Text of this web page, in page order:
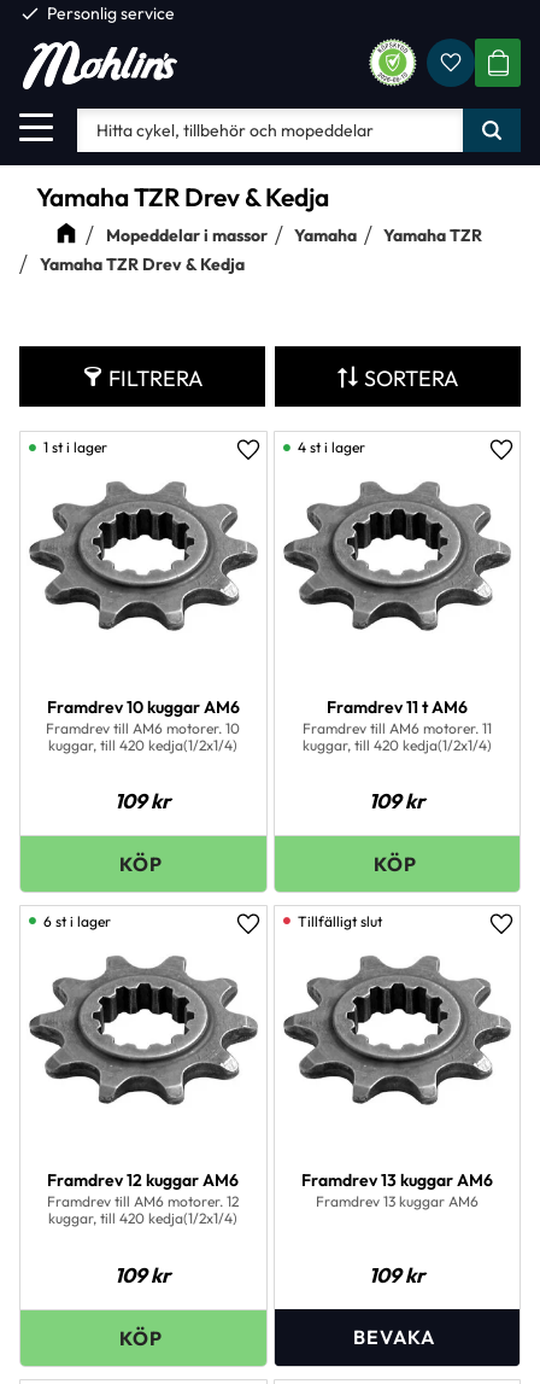
Meny
check Personlig service
Yamaha TZR Drev & Kedja
Mopeddelar i massor Yamaha
Yamaha TZR
Yamaha TZR Drev & Kedja
FILTRERA SORTERA
Framdrev 10 kuggar AM6
Framdrev till AM6 motorer. 10
kuggar, till 420 kedja(1/2x1/4)
109kr
Lägg till i favoriter
1 st i lager
Framdrev 11 t AM6
Framdrev till AM6 motorer. 11
kuggar, till 420 kedja(1/2x1/4)
109kr
4 st i lager
Framdrev 12 kuggar AM6
Framdrev till AM6 motorer. 12
kuggar, till 420 kedja(1/2x1/4)
109kr
Lägg till i favoriter
6 st i lager
Framdrev 13 kuggar AM6
Framdrev 13 kuggar AM6
109kr